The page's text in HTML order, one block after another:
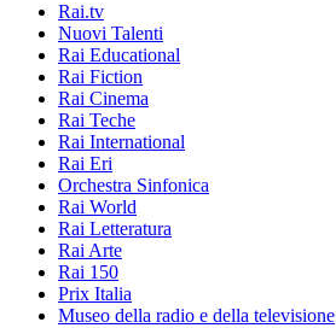
Rai.tv
Nuovi Talenti
Rai Educational
Rai Fiction
Rai Cinema
Rai Teche
Rai International
Rai Eri
Orchestra Sinfonica
Rai World
Rai Letteratura
Rai Arte
Rai 150
Prix Italia
Museo della radio e della televisione